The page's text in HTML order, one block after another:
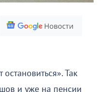
Так
и уже на пенсии